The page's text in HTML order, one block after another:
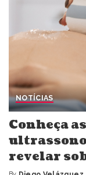
NOTÍCIAS
Conheça
revelar